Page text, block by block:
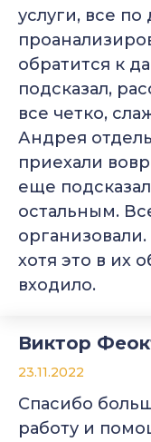
услуги, все
обратится к
подсказал,
все четко,
Андрея
приехали
еще
остальным.
хотя это в их
входило.
Виктор
23.11.2022
Спасибо
работу и